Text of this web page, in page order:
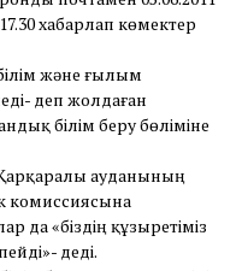
хабарлап көмектер
және ғылым
деп жолдаған
білім беру бөліміне
ауданының
комиссиясына
да «біздің құзыретіміз
деді.